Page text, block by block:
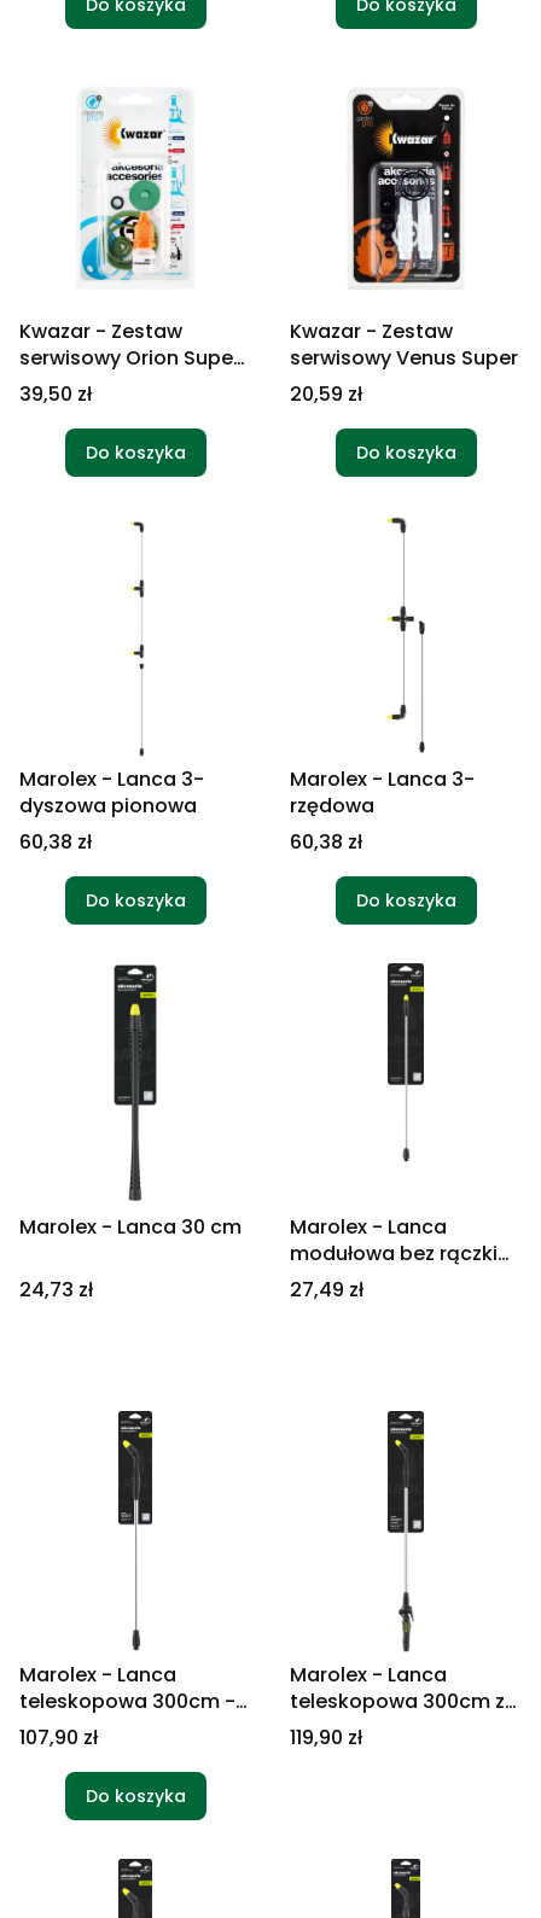
Do koszyka Do koszyka
Kwazar - Zestaw
serwisowy Orion Super
HD Acid Line
Cena
39,50 zł
Do koszyka
Kwazar - Zestaw
serwisowy Venus Super
Cena
20,59 zł
Do koszyka
Marolex - Lanca 3-
dyszowa pionowa
Cena
60,38 zł
Do koszyka
Marolex - Lanca 3-
rzędowa
Cena
60,38 zł
Do koszyka
Marolex - Lanca 30 cm
Cena
24,73 zł
Marolex - Lanca
modułowa bez rączki
60 cm
Cena
27,49 zł
Marolex - Lanca
teleskopowa 300cm -
Maxi
Cena
107,90 zł
Do koszyka
Marolex - Lanca
teleskopowa 300cm z
zaworem i rączką -
Maxi
Cena
119,90 zł